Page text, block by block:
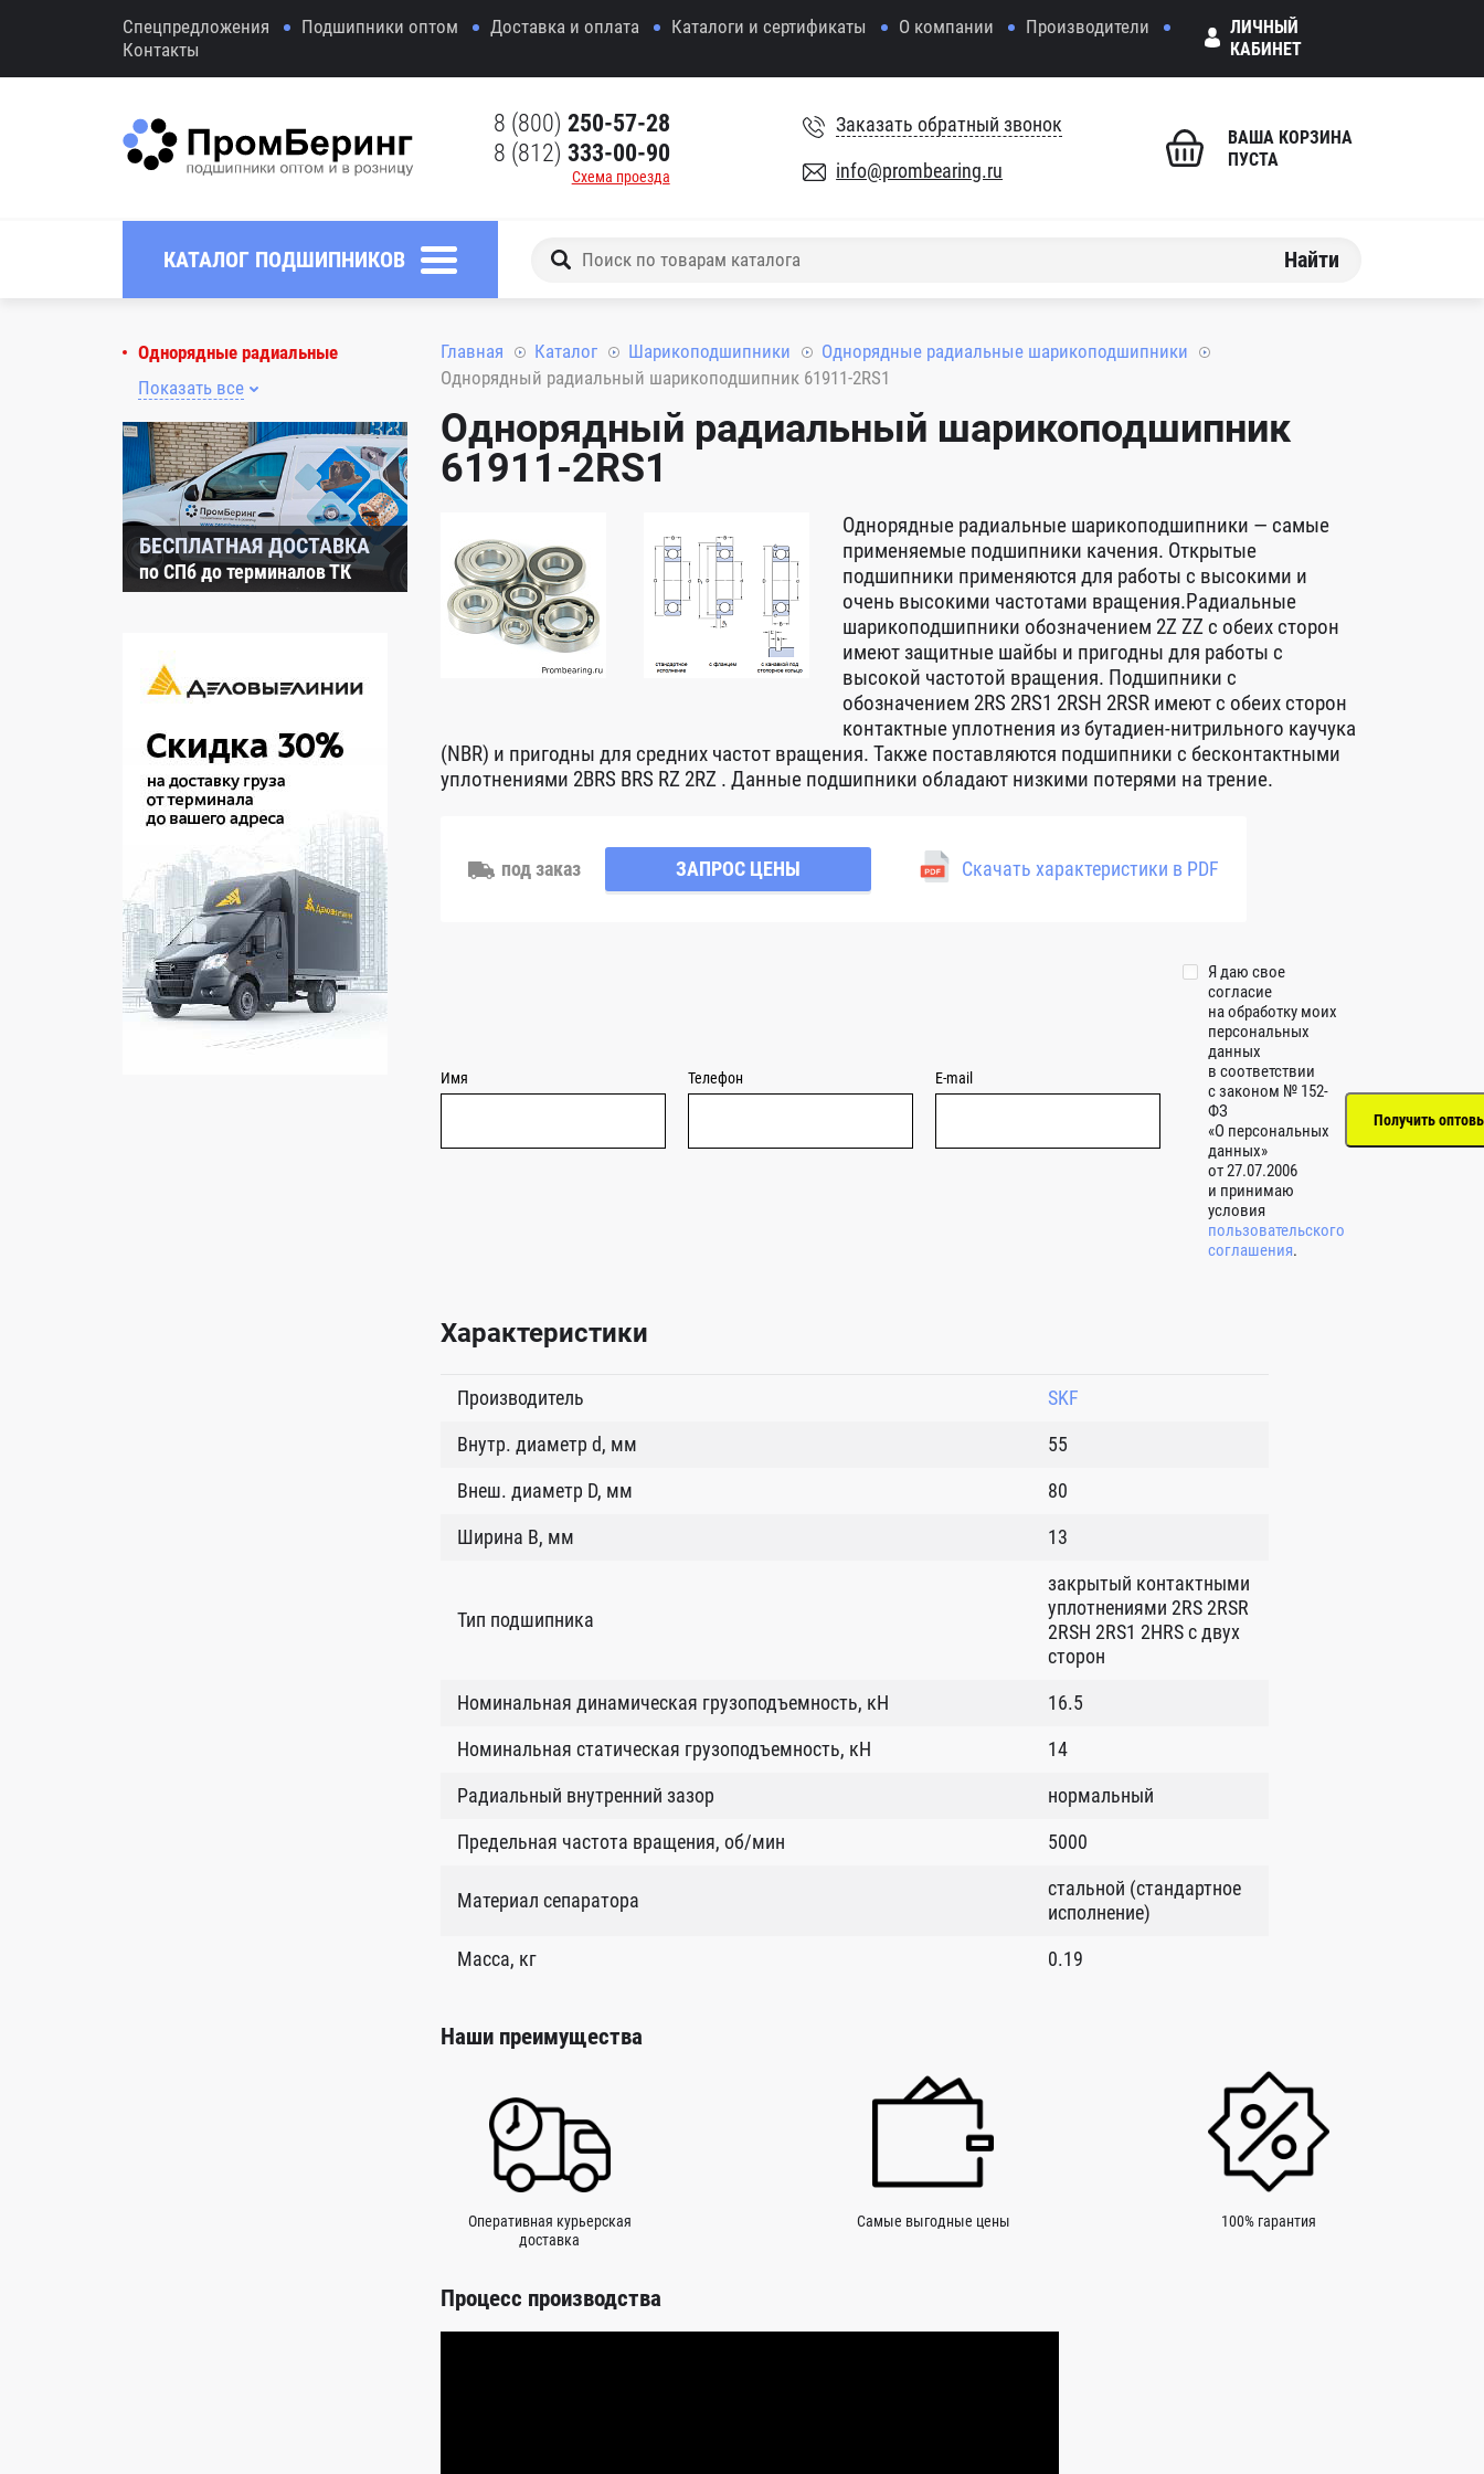
Спецпредложения Подшипники оптом Доставка и оплата Каталоги и сертификаты О компании
Производители
Контакты
ЛИЧНЫЙ
КАБИНЕТ
8 (800) 250-57-28
8 (812) 333-00-90
Схема проезда
Заказать обратный звонок
info@prombearing.ru
ВАША КОРЗИНА
ПУСТА
КАТАЛОГ ПОДШИПНИКОВ Найти
Однорядные радиальные
Показать все
БЕСПЛАТНАЯ ДОСТАВКА
по СПб до терминалов ТК
Главная Каталог Шарикоподшипники
Однорядные радиальные шарикоподшипники
Однорядный радиальный шарикоподшипник 61911-2RS1
Однорядный радиальный шарикоподшипник
61911-2RS1
Однорядные радиальные шарикоподшипники — самые
применяемые подшипники качения. Открытые
подшипники применяются для работы с высокими и
очень высокими частотами вращения.Радиальные
шарикоподшипники обозначением 2Z ZZ с обеих сторон
имеют защитные шайбы и пригодны для работы с
высокой частотой вращения. Подшипники с
обозначением 2RS 2RS1 2RSH 2RSR имеют с обеих сторон
контактные уплотнения из бутадиен-нитрильного каучука
(NBR) и пригодны для средних частот вращения. Также поставляются подшипники с бесконтактными
уплотнениями 2BRS BRS RZ 2RZ . Данные подшипники обладают низкими потерями на трение.
под заказ ЗАПРОС ЦЕНЫ Скачать характеристики в PDF
Имя Телефон E-mail
Я даю свое
согласие
на обработку моих
персональных
данных
в соответствии
с законом № 152-
ФЗ
«О персональных
данных»
от 27.07.2006
и принимаю
условия
пользовательского
соглашения.
Характеристики
Производитель
SKF
Внутр. диаметр d, мм
55
Внеш. диаметр D, мм
80
Ширина B, мм
13
Тип подшипника
закрытый контактными
уплотнениями 2RS 2RSR
2RSH 2RS1 2HRS с двух
сторон
Номинальная динамическая грузоподъемность, кН
16.5
Номинальная статическая грузоподъемность, кН
14
Радиальный внутренний зазор
нормальный
Предельная частота вращения, об/мин
5000
Материал сепаратора
стальной (стандартное
исполнение)
Масса, кг
0.19
Наши преимущества
Оперативная курьерская
доставка
Самые выгодные цены 100% гарантия
Процесс производства